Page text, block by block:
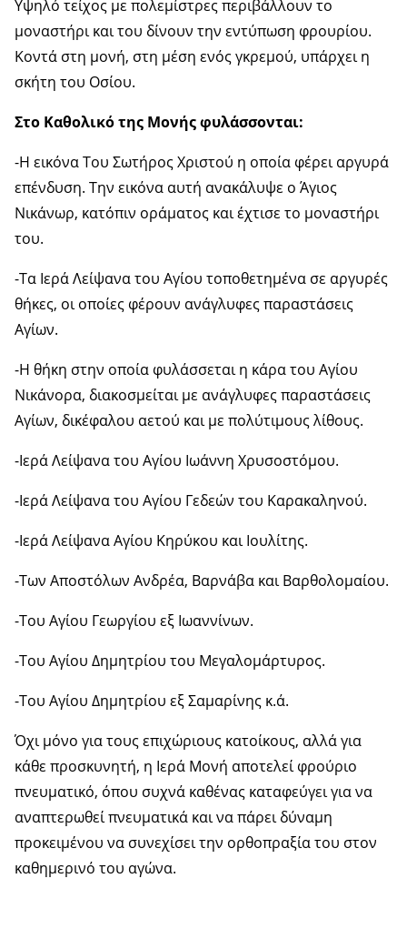
Υψηλό τείχος με πολεμίστρες περιβάλλουν το
μοναστήρι και του δίνουν την εντύπωση φρουρίου.
Κοντά στη μονή, στη μέση ενός γκρεμού, υπάρχει η
σκήτη του Οσίου.
Στο Καθολικό της Μονής φυλάσσονται:
-Η εικόνα Του Σωτήρος Χριστού η οποία φέρει αργυρά
επένδυση. Την εικόνα αυτή ανακάλυψε ο Άγιος
Νικάνωρ, κατόπιν οράματος και έχτισε το μοναστήρι
του.
-Τα Ιερά Λείψανα του Αγίου τοποθετημένα σε αργυρές
θήκες, οι οποίες φέρουν ανάγλυφες παραστάσεις
Αγίων.
-Η θήκη στην οποία φυλάσσεται η κάρα του Αγίου
Νικάνορα, διακοσμείται με ανάγλυφες παραστάσεις
Αγίων, δικέφαλου αετού και με πολύτιμους λίθους.
-Ιερά Λείψανα του Αγίου Ιωάννη Χρυσοστόμου.
-Ιερά Λείψανα του Αγίου Γεδεών του Καρακαληνού.
-Ιερά Λείψανα Αγίου Κηρύκου και Ιουλίτης.
-Των Αποστόλων Ανδρέα, Βαρνάβα και Βαρθολομαίου.
-Του Αγίου Γεωργίου εξ Ιωαννίνων.
-Του Αγίου Δημητρίου του Μεγαλομάρτυρος.
-Του Αγίου Δημητρίου εξ Σαμαρίνης κ.ά.
Όχι μόνο για τους επιχώριους κατοίκους, αλλά για
κάθε προσκυνητή, η Ιερά Μονή αποτελεί φρούριο
πνευματικό, όπου συχνά καθένας καταφεύγει για να
αναπτερωθεί πνευματικά και να πάρει δύναμη
προκειμένου να συνεχίσει την ορθοπραξία του στον
καθημερινό του αγώνα.